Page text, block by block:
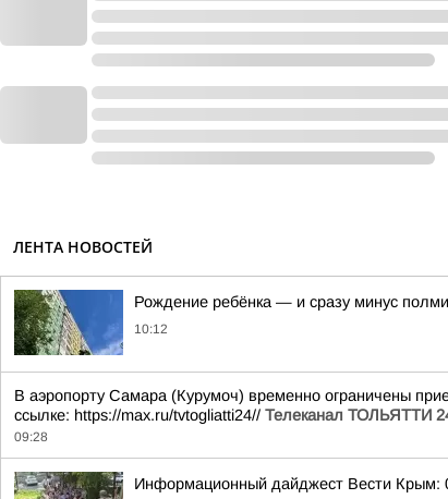
ЛЕНТА НОВОСТЕЙ
Рождение ребёнка — и сразу минус
10:12
В аэропорту Самара (Курумоч) временно ограничены
ссылке: https://max.ru/tvtogliatti24// Телеканал ТОЛЬЯТТИ
09:28
Информационный дайджест Вести Крым: